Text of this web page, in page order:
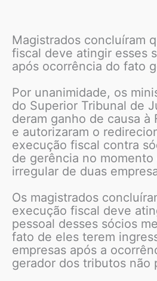
Magistrados concluíram
fiscal deve atingir esses
após ocorrência do fato
Por unanimidade, os
do Superior Tribunal de
deram ganho de causa à
e autorizaram o
execução fiscal contra
de gerência no
irregular de duas
Os magistrados
execução fiscal deve
pessoal desses sócios
fato de eles terem
empresas após a
gerador dos tributos não